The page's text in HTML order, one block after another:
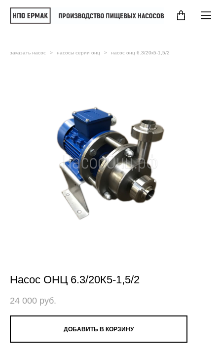
заказать насос > насосы серии онц > насос онц 6.3/20к5-1,5/2
Насос ОНЦ 6.3/20К5-1,5/2
24 000 pуб.
ДОБАВИТЬ В КОРЗИНУ